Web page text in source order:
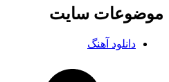
موضوعات سایت
دانلود آهنگ